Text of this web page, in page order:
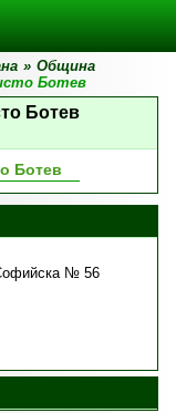
» Община
Ботев
Ботев
Ботев
№ 56